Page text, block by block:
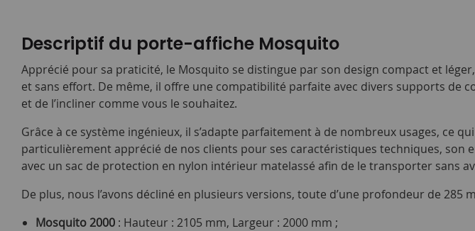
Descriptif du porte-affiche Mosquito
Apprécié pour sa praticité, le Mosquito se distingue par son design compact et
et sans effort. De même, il offre une compatibilité parfaite avec divers supports de
et de l’incliner comme vous le souhaitez.
Grâce à ce système ingénieux, il s’adapte parfaitement à de nombreux usages, ce
particulièrement apprécié de nos clients pour ses caractéristiques techniques,
avec un sac de protection en nylon intérieur matelassé afin de le transporter sans
De plus, nous l’avons décliné en plusieurs versions, toute d’une profondeur de
Mosquito 2000 : Hauteur : 2105 mm, Largeur : 2000 mm ;